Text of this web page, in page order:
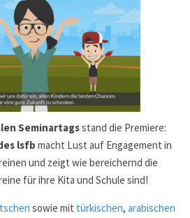
Seminartagsstand die Premiere:
lsfb macht Lust auf Engagement in
und zeigt wie bereichernd die
für ihre Kita und Schule sind!
sowie mit türkischen, arabischen